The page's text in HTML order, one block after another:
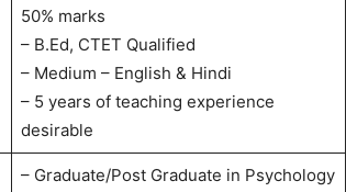
50% marks
– B.Ed, CTET Qualified
– Medium – English & Hindi
– 5 years of teaching experience
desirable
– Graduate/Post Graduate in Psychology